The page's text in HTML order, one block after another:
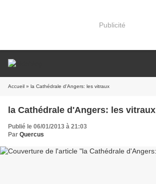
Publicité
Accueil » la Cathédrale d'Angers: les vitraux
la Cathédrale d'Angers: les vitraux
Publié le 06/01/2013 à 21:03
Par Quercus